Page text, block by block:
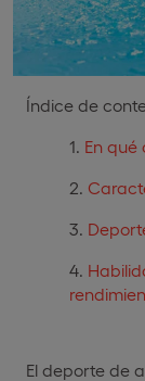
Índice de
En qué
El deporte de